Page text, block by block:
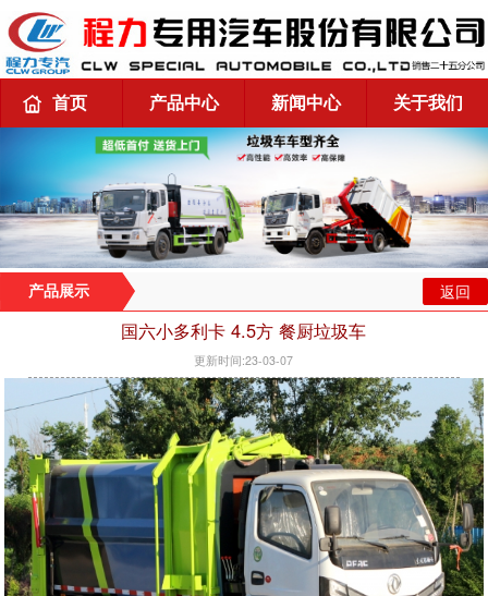
首页 产品中心 新闻中心 关于我们
产品展示 返回
国六小多利卡 4.5方 餐厨垃圾车
更新时间:23-03-07